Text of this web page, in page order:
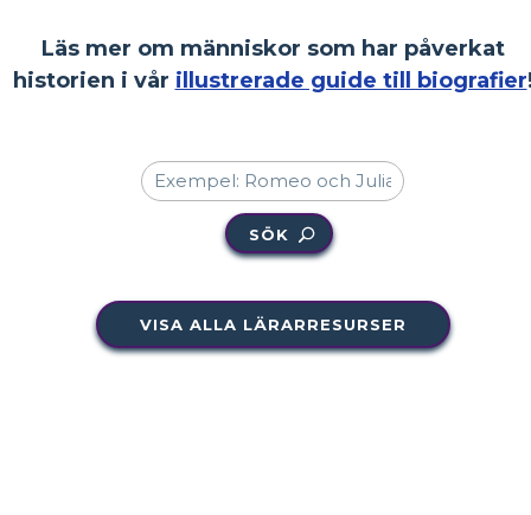
Läs mer om människor som har påverkat
historien i vår illustrerade guide till biografier
SÖK
VISA ALLA LÄRARRESURSER